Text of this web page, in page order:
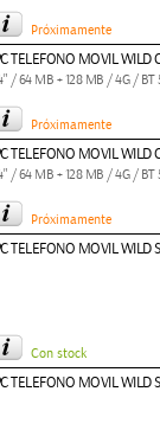
Próximamente
TELEFONO MOVIL WILD
/ 64 MB + 128 MB / 4G / BT
Próximamente
TELEFONO MOVIL WILD
/ 64 MB + 128 MB / 4G / BT
Próximamente
TELEFONO MOVIL WILD
Con stock
TELEFONO MOVIL WILD